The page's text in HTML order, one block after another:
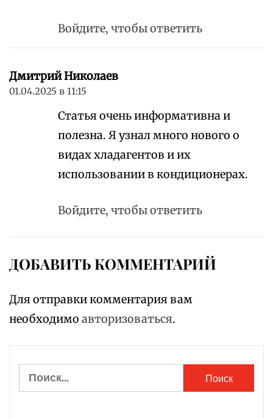
Войдите, чтобы ответить
Дмитрий Николаев
01.04.2025 в 11:15
Статья очень информативна и
полезна. Я узнал много нового о
видах хладагентов и их
использовании в кондиционерах.
Войдите, чтобы ответить
ДОБАВИТЬ КОММЕНТАРИЙ
Для отправки комментария вам
необходимо авторизоваться.
Найти: